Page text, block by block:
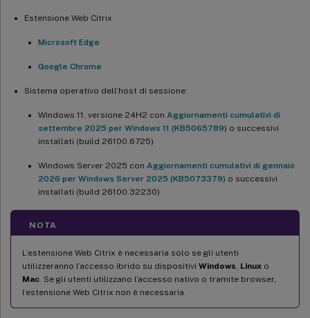
Estensione Web Citrix
Microsoft Edge
Google Chrome
Sistema operativo dell’host di sessione:
Windows 11, versione 24H2 con Aggiornamenti cumulativi di
settembre 2025 per Windows 11 (KB5065789) o successivi
installati (build 26100.6725)
Windows Server 2025 con Aggiornamenti cumulativi di gennaio
2026 per Windows Server 2025 (KB5073379) o successivi
installati (build 26100.32230)
NOTA
L’estensione Web Citrix è necessaria solo se gli utenti
utilizzeranno l’accesso ibrido su dispositivi Windows Linux o
Mac . Se gli utenti utilizzano l’accesso nativo o tramite browser,
l’estensione Web Citrix non è necessaria.